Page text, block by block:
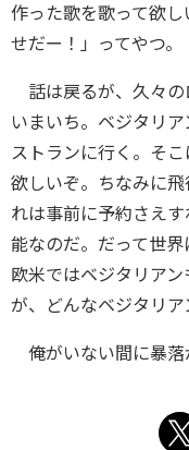
作った歌を歌って欲
せだー！」ってやつ。
話は戻るが、久々の
いまいち。ベジタリ
ストランに行く。そ
欲しいぞ。ちなみに
れは事前に予約さえ
能なのだ。だって世界
欧米ではベジタリア
が、どんなベジタリア
俺がいない間に暴落